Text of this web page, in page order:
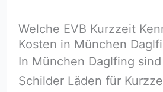
Welche EVB Kurzzeit
Kosten in München
In München Daglfing
Schilder Läden für